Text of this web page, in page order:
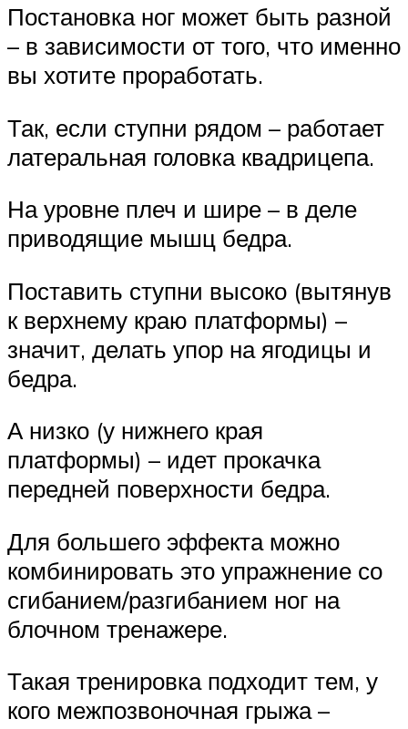
Постановка ног может быть разной
– в зависимости от того, что именно
вы хотите проработать.
Так, если ступни рядом – работает
латеральная головка квадрицепа.
На уровне плеч и шире – в деле
приводящие мышц бедра.
Поставить ступни высоко (вытянув
к верхнему краю платформы) –
значит, делать упор на ягодицы и
бедра.
А низко (у нижнего края
платформы) – идет прокачка
передней поверхности бедра.
Для большего эффекта можно
комбинировать это упражнение со
сгибанием/разгибанием ног на
блочном тренажере.
Такая тренировка подходит тем, у
кого межпозвоночная грыжа –